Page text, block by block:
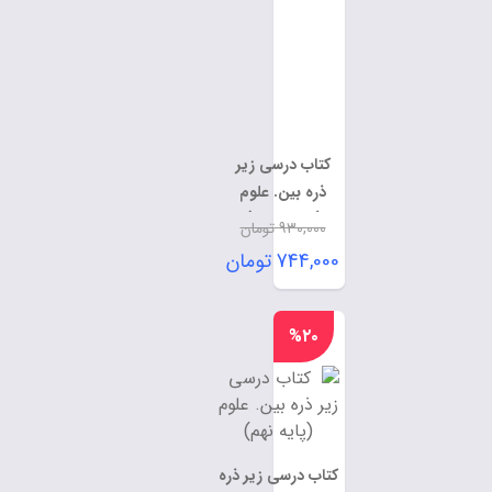
کتاب درسی زیر
ذره بین. علوم
(پایه هفتم)
930,000تومان
قیمت
اصلی:
744,000تومان
قیمت
فعلی:
کتاب درسی زیر ذره
%۲۰